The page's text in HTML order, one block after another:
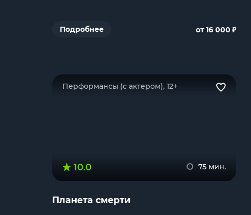
Подробнее от 16 000 ₽
Перформансы (с актером), 12+
10.0 75 мин.
Планета смерти